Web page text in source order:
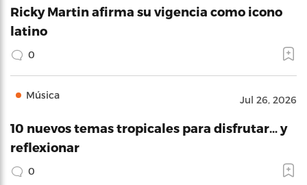
Ricky Martin afirma su vigencia como icono
latino
0
Música Jul 26, 2026
10 nuevos temas tropicales para disfrutar… y
reflexionar
0